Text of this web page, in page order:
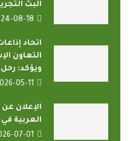
البث
08-18
اتحاد
التعاون
ويؤكد:
05-11
العربية
07-01